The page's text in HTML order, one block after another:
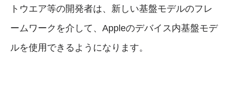
トウエア等の開発者は、新しい基盤モデルのフレ
ームワークを介して、Appleのデバイス内基盤モデ
ルを使用できるようになります。